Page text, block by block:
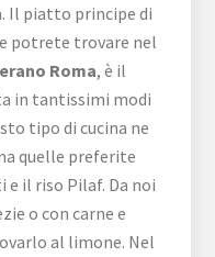
Il piatto principe di
potrete trovare nel
Roma, è il
in tantissimi modi
tipo di cucina ne
quelle preferite
il riso Pilaf. Da noi
o con carne e
al limone. Nel